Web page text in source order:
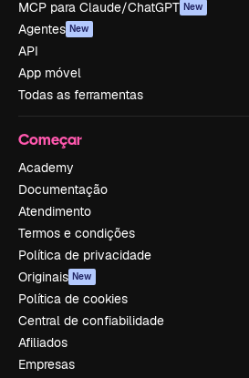
MCP para Claude/ChatGPT New
Agentes New
API
App móvel
Todas as ferramentas
Começar
Academy
Documentação
Atendimento
Termos e condições
Política de privacidade
Originais New
Política de cookies
Central de confiabilidade
Afiliados
Empresas